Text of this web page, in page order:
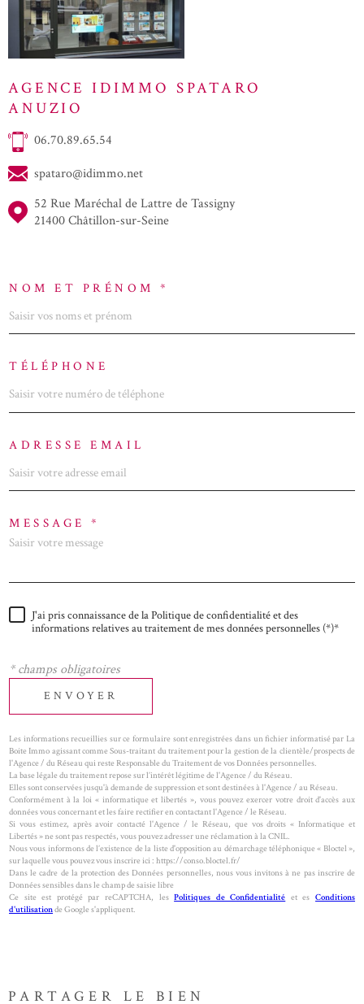
AGENCE IDIMMO SPATARO
ANUZIO
06.70.89.65.54
spataro@idimmo.net
52 Rue Maréchal de Lattre de Tassigny
21400 Châtillon-sur-Seine
NOM ET PRÉNOM *
TÉLÉPHONE
ADRESSE EMAIL
MESSAGE *
J'ai pris connaissance de la Politique de confidentialité et des
informations relatives au traitement de mes données personnelles (*)*
* champs obligatoires
ENVOYER
Les informations recueillies sur ce formulaire sont enregistrées dans un fichier informatisé par La
Boite Immo agissant comme Sous-traitant du traitement pour la gestion de la clientèle/prospects de
l'Agence / du Réseau qui reste Responsable du Traitement de vos Données personnelles.
La base légale du traitement repose sur l’intérêt légitime de l'Agence / du Réseau.
Elles sont conservées jusqu'à demande de suppression et sont destinées à l'Agence / au Réseau.
Conformément à la loi « informatique et libertés », vous pouvez exercer votre droit d'accès aux
données vous concernant et les faire rectifier en contactant l'Agence / le Réseau.
Si vous estimez, après avoir contacté l'Agence / le Réseau, que vos droits « Informatique et
Libertés » ne sont pas respectés, vous pouvez adresser une réclamation à la CNIL.
Nous vous informons de l’existence de la liste d'opposition au démarchage téléphonique « Bloctel »,
sur laquelle vous pouvez vous inscrire ici : https://conso.bloctel.fr/
Dans le cadre de la protection des Données personnelles, nous vous invitons à ne pas inscrire de
Données sensibles dans le champ de saisie libre
Ce site est protégé par reCAPTCHA, lesPolitiques de Confidentialité et esConditions
d'utilisationde Google s'appliquent.
PARTAGER LE BIEN